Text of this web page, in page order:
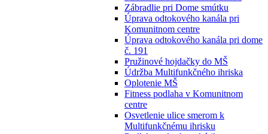
Zábradlie pri Dome smútku
Úprava odtokového kanála pri
Komunitnom centre
Úprava odtokového kanála pri dome
č. 191
Pružinové hojdačky do MŠ
Údržba Multifunkčného ihriska
Oplotenie MŠ
Fitness podlaha v Komunitnom
centre
Osvetlenie ulice smerom k
Multifunkčnému ihrisku